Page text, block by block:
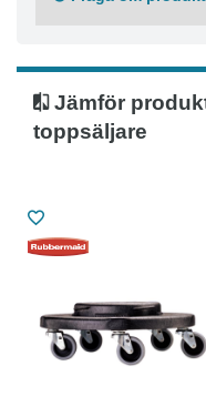
Jämför
toppsäljare